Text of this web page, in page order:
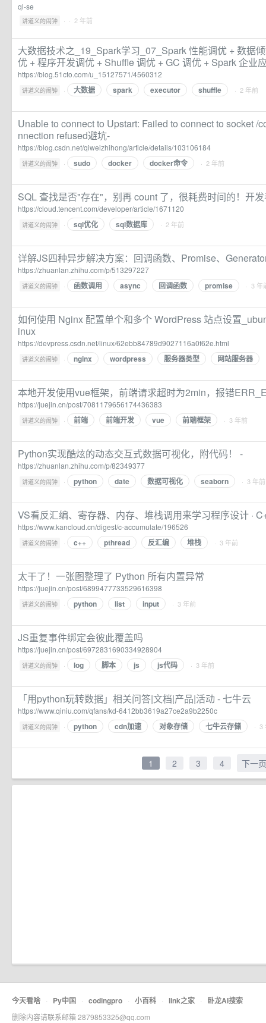
ql-se
讲道义的闹钟 · · 2 年前
大数据技术之_19_Spark学习_07_Spark 性能调优 + 数据
优 + 程序开发调优 + Shuffle 调优 + GC 调优 + Spark 企业
https://blog.51cto.com/u_15127571/4560312
讲道义的闹钟 · 大数据 spark executor shuffle · 2 年前
Unable to connect to Upstart: Failed to connect to socket /
nnection refused避坑-
https://blog.csdn.net/qiweizhihong/article/details/103106184
讲道义的闹钟 · sudo docker docker命令 · 2 年前
SQL 查找是否"存在"，别再 count 了，很耗费时间的！开
https://cloud.tencent.com/developer/article/1671120
讲道义的闹钟 · sql优化 sql数据库 · 2 年前
详解JS四种异步解决方案：回调函数、Promise、
https://zhuanlan.zhihu.com/p/513297227
讲道义的闹钟 · 函数调用 async 回调函数 promise · 3 年
如何使用 Nginx 配置单个和多个 WordPress 站点设置
inux
https://devpress.csdn.net/linux/62ebb84789d9027116a0f62e.html
讲道义的闹钟 · nginx wordpress 服务器类型 网站服务器
本地开发使用vue框架，前端请求超时为2min，报错
https://juejin.cn/post/7081179656174436383
讲道义的闹钟 · 前端 前端开发 vue 前端框架 · 3 年前
Python实现酷炫的动态交互式数据可视化，附代码！ -
https://zhuanlan.zhihu.com/p/82349377
讲道义的闹钟 · python date 数据可视化 seaborn · 3 年前
VS看反汇编、寄存器、内存、堆栈调用来学习程序设计 ·
https://www.kancloud.cn/digest/c-accumulate/196526
讲道义的闹钟 · c++ pthread 反汇编 堆栈 · 3 年前
太干了！一张图整理了 Python 所有内置异常
https://juejin.cn/post/6899477733529616398
讲道义的闹钟 · python list input · 3 年前
JS重复事件绑定会彼此覆盖吗
https://juejin.cn/post/6972831690334928904
讲道义的闹钟 · log 脚本 js js代码 · 3 年前
「用python玩转数据」相关问答|文档|产品|活动 - 七牛云
https://www.qiniu.com/qfans/kd-6412bb3619a27ce2a9b2250c
讲道义的闹钟 · python cdn加速 对象存储 七牛云存储 · 3
1 2 3 4 下一页
今天看啥 · Py中国 · codingpro · 小百科 · link之家 · 卧龙AI搜索
删除内容请联系邮箱 2879853325@qq.com